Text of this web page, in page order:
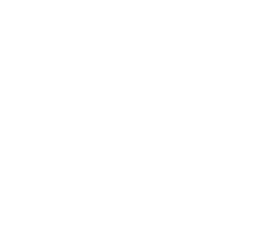
In heaven is your sustenance